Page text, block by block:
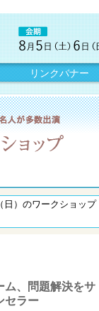
リンクバナー
日）のワークショップ
ム、問題解決をサ
セラー